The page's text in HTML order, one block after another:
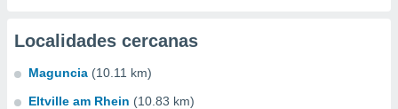
Localidades cercanas
Maguncia (10.11 km)
Eltville am Rhein (10.83 km)